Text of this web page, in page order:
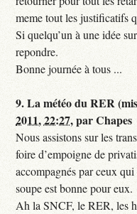
meme tout les justificatifs
Si quelqu’un à une idée
repondre.
Bonne journée à tous ...
9.La météo du RER
2011, 22:27,parChapes
Nous assistons sur les
foire d’empoigne de
accompagnés par ceux
soupe est bonne pour eux.
Ah la SNCF, le RER, les